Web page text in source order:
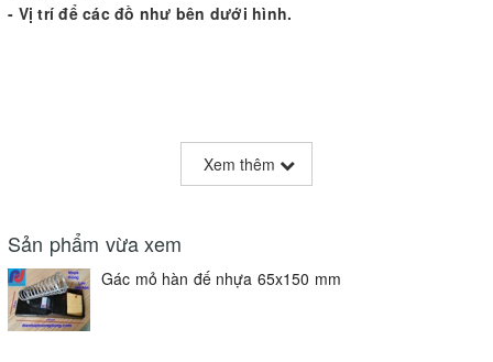
- Vị trí để các đồ như bên dưới hình.
Giá trên chỉ có mỏ hàn, bạn mua thêm: Miếng lau mỏ
Xem thêm
Sản phẩm vừa xem
Gác mỏ hàn đế nhựa 65x150 mm